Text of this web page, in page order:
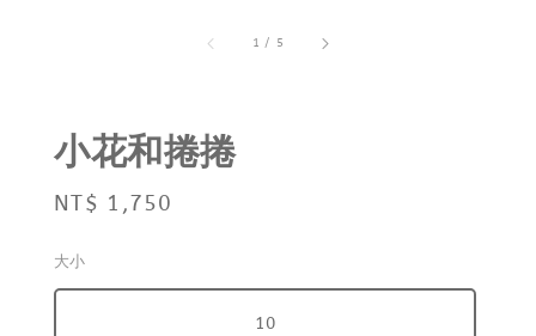
1 / 5
小花和捲捲
Regular
NT$ 1,750
大小
10